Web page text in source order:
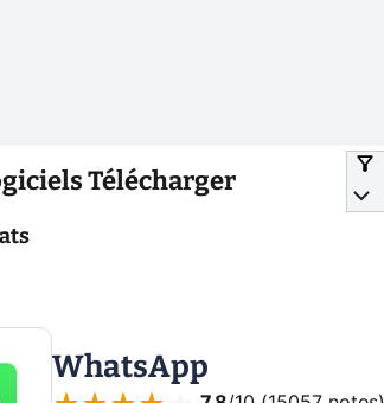
Télécharger
WhatsApp